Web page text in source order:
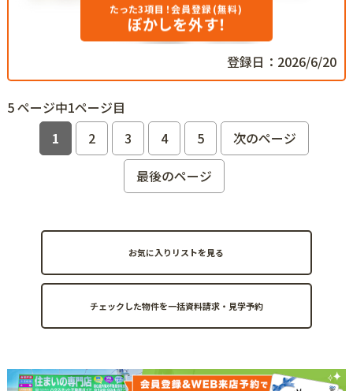
たった3項目！会員登録(無料)
ぼかしを外す！
登録日：2026/6/20
5 ページ中1ページ目
1
2 3 4 5
次のページ
最後のページ
お気に入りリストを見る